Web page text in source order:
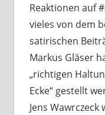
Reaktionen auf
vieles von dem
satirischen
Markus Gläser
„richtigen
Ecke“ gestellt
Jens